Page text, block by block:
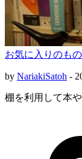
お気に入りのも
by NariakiSatoh -
棚を利用して本